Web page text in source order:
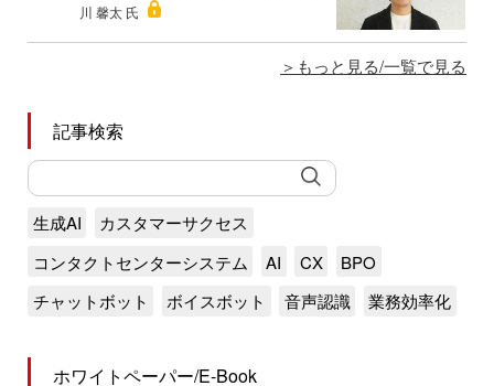
川 馨太 氏
もっと見る/一覧で見る
記事検索
生成AI
カスタマーサクセス
コンタクトセンターシステム
AI CX
BPO
チャットボット
ボイスボット 音声認識 業務効率化
ホワイトペーパー/E-Book